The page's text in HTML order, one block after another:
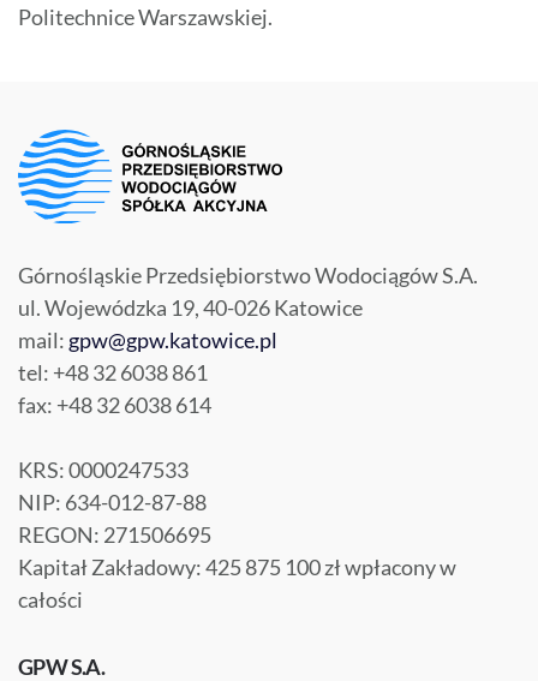
Politechnice Warszawskiej.
Górnośląskie Przedsiębiorstwo Wodociągów S.A.
ul. Wojewódzka 19, 40-026 Katowice
mail: gpw@gpw.katowice.pl
tel: +48 32 6038 861
fax: +48 32 6038 614
KRS: 0000247533
NIP: 634-012-87-88
REGON: 271506695
Kapitał Zakładowy: 425 875 100 zł wpłacony w
całości
GPW S.A.